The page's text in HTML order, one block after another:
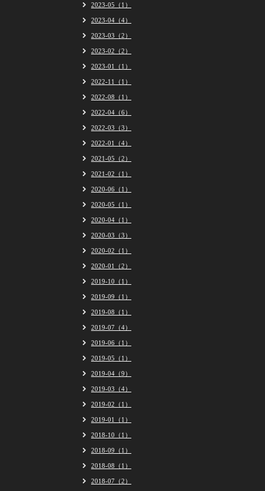
2023-05（1）
2023-04（4）
2023-03（2）
2023-02（2）
2023-01（1）
2022-11（1）
2022-08（1）
2022-04（6）
2022-03（3）
2022-01（4）
2021-05（2）
2021-02（1）
2020-06（1）
2020-05（1）
2020-04（1）
2020-03（3）
2020-02（1）
2020-01（2）
2019-10（1）
2019-09（1）
2019-08（1）
2019-07（4）
2019-06（1）
2019-05（1）
2019-04（9）
2019-03（4）
2019-02（1）
2019-01（1）
2018-10（1）
2018-09（1）
2018-08（1）
2018-07（2）